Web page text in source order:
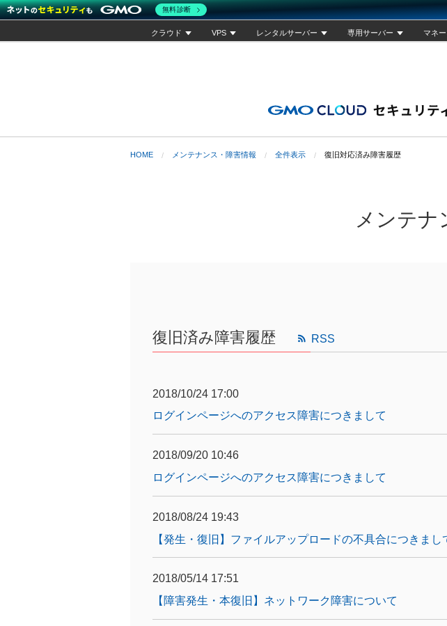
クラウド VPS レンタルサーバー 専用サーバー マネ
HOME メンテナンス・障害情報 全件表示 復旧対応済み障害履歴
メンテナ
復旧済み障害履歴 RSS
2018/10/24 17:00
ログインページへのアクセス障害につきまして
2018/09/20 10:46
ログインページへのアクセス障害につきまして
2018/08/24 19:43
【発生・復旧】ファイルアップロードの不具合につきまし
2018/05/14 17:51
【障害発生・本復旧】ネットワーク障害について
無料診断